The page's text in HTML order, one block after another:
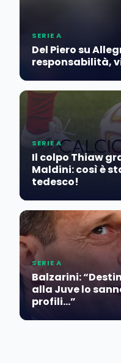
SERIE A
Del Piero su
responsabilità,
SERIE A
Il colpo Thiaw
Maldini: così è
tedesco!
SERIE A
Balzarini:
alla Juve lo
profili…”